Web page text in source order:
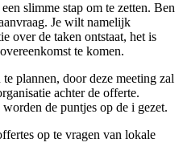
slimme stap om te zetten. Ben
Je wilt namelijk
over de taken ontstaat, het is
te komen.
plannen, door deze meeting zal
achter de offerte.
de puntjes op de i gezet.
op te vragen van lokale